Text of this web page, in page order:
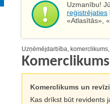
Uzmanību!
reģistrējaties
«Atlasītās»,
Uzņēmējdarbība,
Komerclikums un
Kas drīkst būt revidents